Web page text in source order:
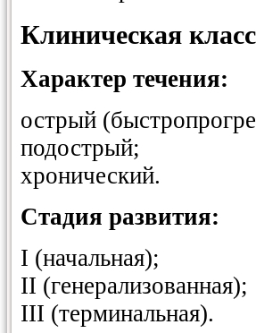
Клиническая
Характер течения:
острый
подострый;
хронический.
Стадия развития:
I (начальная);
II (генерализованная);
III (терминальная).